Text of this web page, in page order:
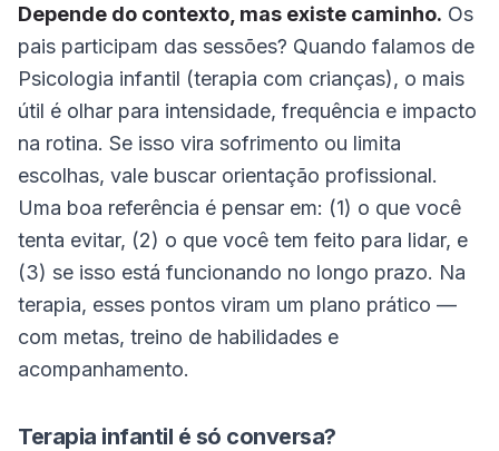
Depende do contexto, mas existe caminho. Os
pais participam das sessões? Quando falamos de
Psicologia infantil (terapia com crianças), o mais
útil é olhar para intensidade, frequência e impacto
na rotina. Se isso vira sofrimento ou limita
escolhas, vale buscar orientação profissional.
Uma boa referência é pensar em: (1) o que você
tenta evitar, (2) o que você tem feito para lidar, e
(3) se isso está funcionando no longo prazo. Na
terapia, esses pontos viram um plano prático —
com metas, treino de habilidades e
acompanhamento.
Terapia infantil é só conversa?